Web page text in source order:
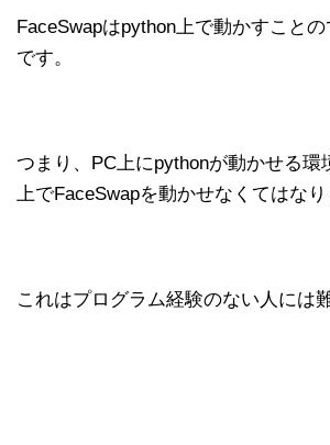
FaceSwapはpython上で動かすこと
です。
つまり、PC上にpythonが動かせる環
上でFaceSwapを動かせなくてはなり
これはプログラム経験のない人には